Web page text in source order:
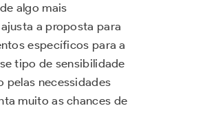
algo mais
a proposta para
específicos para a
tipo de sensibilidade
pelas necessidades
muito as chances de